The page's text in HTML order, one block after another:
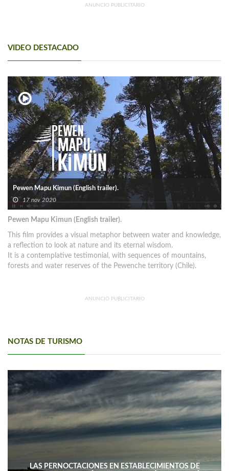
ANUNCIO PUBLICITARIO
VIDEO DESTACADO
Pewen Mapu Kimun (English trailer).
17 nov 2020
Pewen Mapu Kimun (English trailer).
This film provides a visual metaphor between water and knowledge,
a reflection to look at nature and its eternal wisdom.
It is a contemplative testimonial, with sequences of mountains,
forests and water reserves of the Pewenche territory (Chile).
ANUNCIO PUBLICITARIO
NOTAS DE TURISMO
LAS PERNOCTACIONES EN ESTABLECIMIENTOS DE